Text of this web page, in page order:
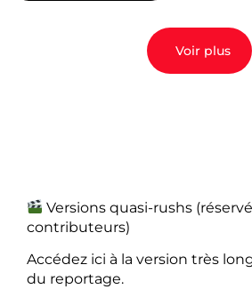
Voir plus
Versions quasi-rushs
contributeurs)
Accédez ici à la version très
du reportage.